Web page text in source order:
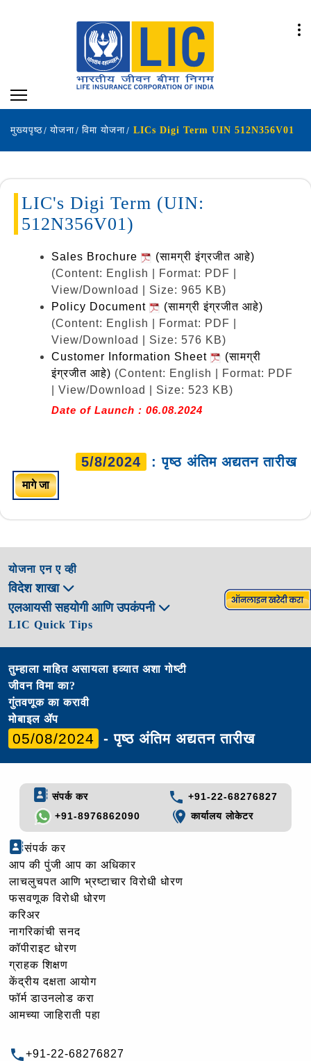
मुख्यपृष्ठ योजना विमा योजना LICs Digi Term UIN 512N356V01
LIC's Digi Term (UIN:
512N356V01)
Sales Brochure
(सामग्री इंग्रजीत आहे)
(Content: English | Format: PDF |
View/Download | Size: 965 KB)
Policy Document
(सामग्री इंग्रजीत आहे)
(Content: English | Format: PDF |
View/Download | Size: 576 KB)
Customer Information Sheet
(सामग्री
इंग्रजीत आहे) (Content: English | Format: PDF
| View/Download | Size: 523 KB)
Date of Launch : 06.08.2024
5/8/2024 : पृष्ठ अंतिम अद्यतन तारीख
मागे जा
योजना एन ए व्ही
विदेश शाखा
एलआयसी सहयोगी आणि उपकंपनी
LIC Quick Tips
तुम्हाला माहित असायला हव्यात अशा गोष्टी
जीवन विमा का?
गुंतवणूक का करावी
मोबाइल ॲप
05/08/2024 - पृष्ठ अंतिम अद्यतन तारीख
संपर्क कर
+91-22-68276827
+91-8976862090
कार्यालय लोकेटर
संपर्क कर
आप की पुंजी आप का अधिकार
लाचलुचपत आणि भ्रष्टाचार विरोधी धोरण
फसवणूक विरोधी धोरण
करिअर
नागरिकांची सनद
कॉपीराइट धोरण
ग्राहक शिक्षण
केंद्रीय दक्षता आयोग
फॉर्म डाउनलोड करा
आमच्या जाहिराती पहा
+91-22-68276827